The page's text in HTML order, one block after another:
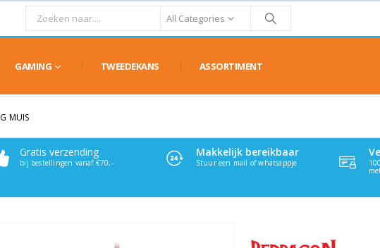
All Categories
GAMING TWEEDEKANS ASSORTIMENT
MUIS
Gratis verzending
bij bestellingen vanaf €70,-
Makkelijk bereikbaar
Stuur een mail of whatsappje